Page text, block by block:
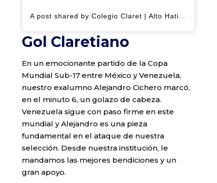
A post shared by Colegio Claret | Alto Hatillo (@clarethatillo)
Gol Claretiano
En un emocionante partido de la Copa
Mundial Sub-17 entre México y Venezuela,
nuestro exalumno Alejandro Cichero marcó,
en el minuto 6, un golazo de cabeza.
Venezuela sigue con paso firme en este
mundial y Alejandro es una pieza
fundamental en el ataque de nuestra
selección. Desde nuestra institución, le
mandamos las mejores bendiciones y un
gran apoyo.